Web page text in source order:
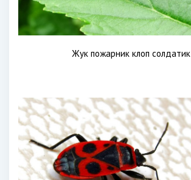
Жук пожарник клоп солдатик